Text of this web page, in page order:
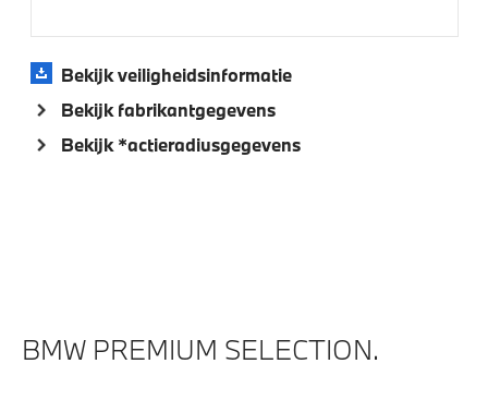
Bekijk veiligheidsinformatie
Bekijk fabrikantgegevens
Bekijk *actieradiusgegevens
BMW PREMIUM SELECTION.